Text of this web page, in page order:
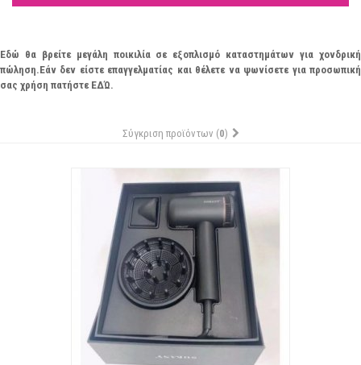
Εδώ θα βρείτε μεγάλη ποικιλία σε εξοπλισμό καταστημάτων για χονδρική
πώληση.Εάν δεν είστε επαγγελματίας και θέλετε να ψωνίσετε για προσωπική
σας χρήση πατήστε ΕΔΏ.
Σύγκριση προϊόντων (0)